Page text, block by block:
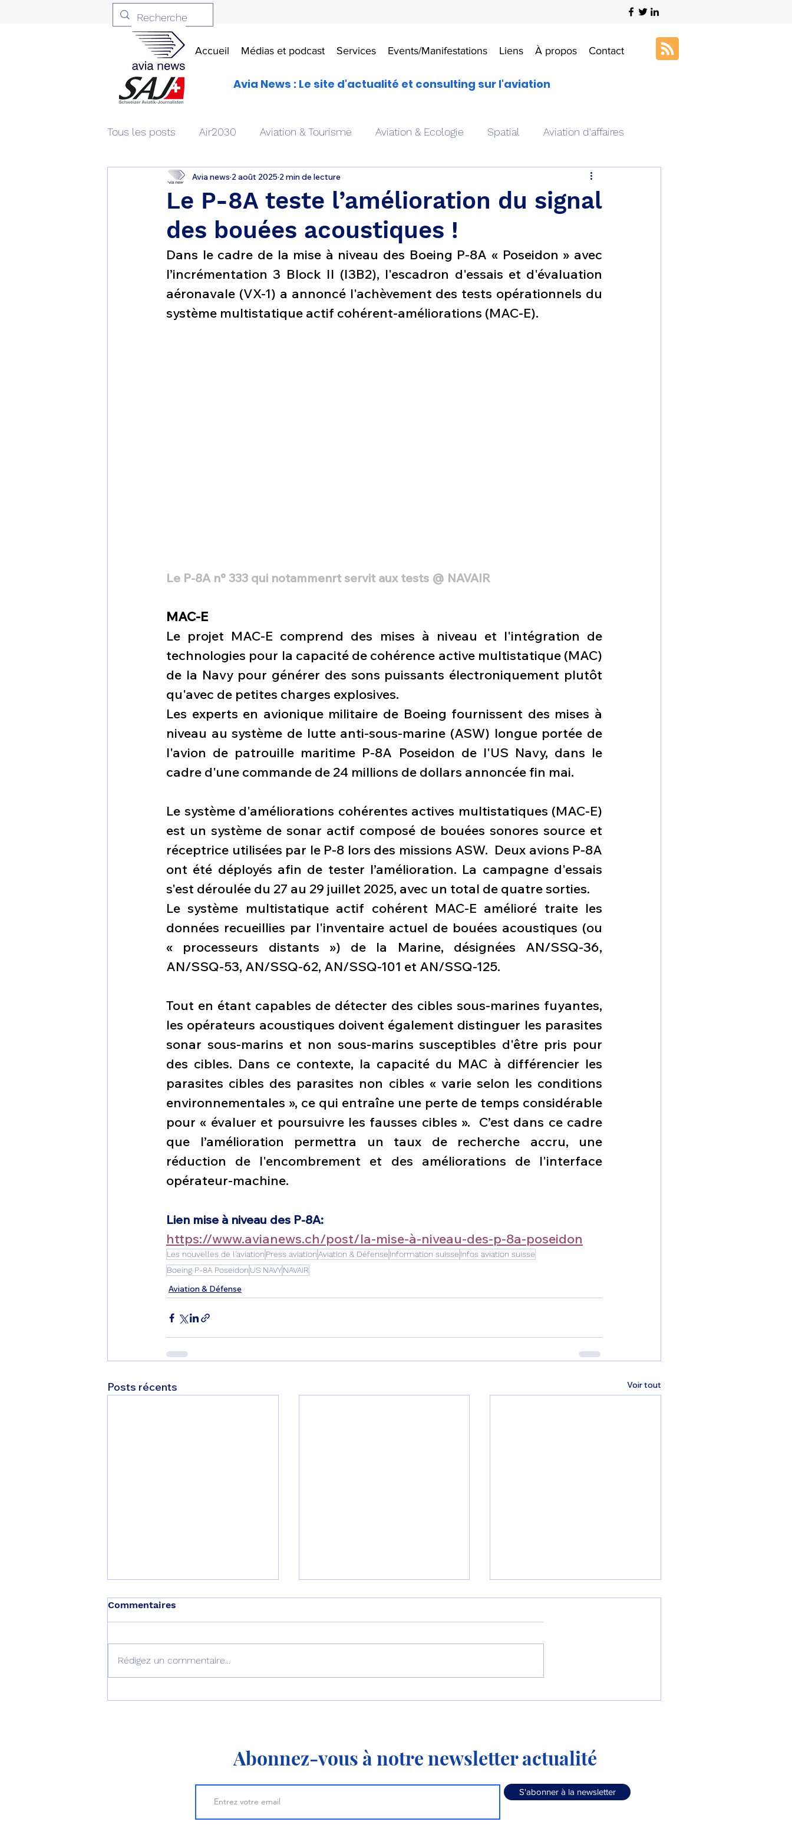
Accueil Médias et podcast Services Events/Manifestations Liens À propos Contact
Avia News : Le site d'actualité et consulting sur l'aviation
Tous les posts Air2030 Aviation & Tourisme Aviation & Ecologie Spatial Aviation d'affaires
Aviation & Défense Livres Drones aériens Art & Aviation
Patrimoine aéronautique Avionique & pilotage Avion expérimental
1 er avril Motorisation Défense sol-air DSA Amphibie Drones Composante ESPACE
Shenyang J-35 Bombardier Global 6500 Fret aérien Salon Aéronautique de Dubaï 25
Le P-8A teste l’amélioration du signal
des bouées acoustiques !
Avia news 2 août 2025 2 min de lecture
Dans le cadre de la mise à niveau des Boeing P-8A « Poseidon » avec
l’incrémentation 3 Block II (I3B2), l'escadron d'essais et d'évaluation
aéronavale (VX-1) a annoncé l'achèvement des tests opérationnels du
système multistatique actif cohérent-améliorations (MAC-E).
Le P-8A n° 333 qui notammenrt servit aux tests @ NAVAIR
MAC-E
Le projet MAC-E comprend des mises à niveau et l'intégration de
technologies pour la capacité de cohérence active multistatique (MAC)
de la Navy pour générer des sons puissants électroniquement plutôt
qu'avec de petites charges explosives.
Les experts en avionique militaire de Boeing fournissent des mises à
niveau au système de lutte anti-sous-marine (ASW) longue portée de
l'avion de patrouille maritime P-8A Poseidon de l'US Navy, dans le
cadre d'une commande de 24 millions de dollars annoncée fin mai.
Le système d'améliorations cohérentes actives multistatiques (MAC-E)
est un système de sonar actif composé de bouées sonores source et
réceptrice utilisées par le P-8 lors des missions ASW.  Deux avions P-8A
ont été déployés afin de tester l’amélioration. La campagne d'essais
s'est déroulée du 27 au 29 juillet 2025, avec un total de quatre sorties.
Le système multistatique actif cohérent MAC-E amélioré traite les
données recueillies par l'inventaire actuel de bouées acoustiques (ou
« processeurs distants ») de la Marine, désignées AN/SSQ-36,
AN/SSQ-53, AN/SSQ-62, AN/SSQ-101 et AN/SSQ-125.
Tout en étant capables de détecter des cibles sous-marines fuyantes,
les opérateurs acoustiques doivent également distinguer les parasites
sonar sous-marins et non sous-marins susceptibles d'être pris pour
des cibles. Dans ce contexte, la capacité du MAC à différencier les
parasites cibles des parasites non cibles « varie selon les conditions
environnementales », ce qui entraîne une perte de temps considérable
pour « évaluer et poursuivre les fausses cibles ».  C’est dans ce cadre
que l’amélioration permettra un taux de recherche accru, une
réduction de l'encombrement et des améliorations de l'interface
opérateur-machine.
Lien mise à niveau des P-8A:
https://www.avianews.ch/post/la-mise-à-niveau-des-p-8a-poseidon
Les nouvelles de l'aviation Press aviationAviation & Défense Information suisse Infos aviation suisse
Boeing P-8A Poseidon US NAVYNAVAIR
Aviation & Défense
Posts récents Voir tout
Commentaires
Rédigez un commentaire...
Abonnez-vous à notre newsletter actualité
S'abonner à la newsletter